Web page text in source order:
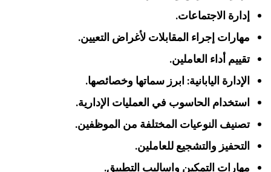
إدارة الاجتماعات.
مهارات إجراء المقابلات لأغراض التعيين.
تقييم أداء العاملين.
الإدارة اليابانية: ابرز سماتها وخصائصها.
استخدام الحاسوب في العمليات الإدارية.
تصنيف النوعيات المختلفة من الموظفين.
التحفيز والتشجيع للعاملين.
مهارات التمكين واساليب التطبيق.